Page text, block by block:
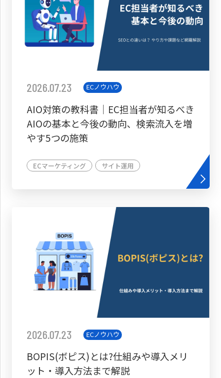
2026.07.23 ECノウハウ
AIO対策の教科書│EC担当者が知るべき
AIOの基本と今後の動向、検索流入を増
やす5つの施策
ECマーケティング サイト運用
2026.07.23 ECノウハウ
BOPIS(ボピス)とは?仕組みや導入メリ
ット・導入方法まで解説